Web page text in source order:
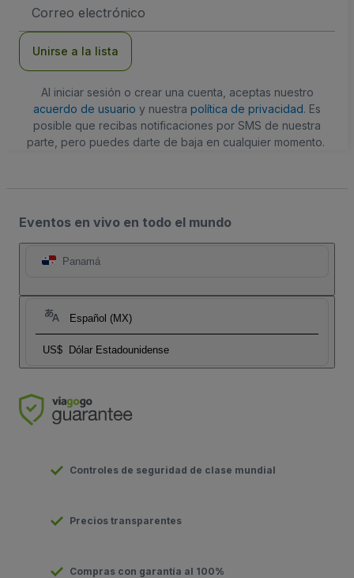
de
Unirse a la lista
Al iniciar sesión o crear una cuenta, aceptas nuestro
acuerdo de usuario y nuestra política de privacidad. Es
posible que recibas notificaciones por SMS de nuestra
parte, pero puedes darte de baja en cualquier momento.
Eventos en vivo en todo el mundo
Panamá
Español (MX)
US$ Dólar Estadounidense
Controles de seguridad de clase mundial
Precios transparentes
Compras con garantía al 100%